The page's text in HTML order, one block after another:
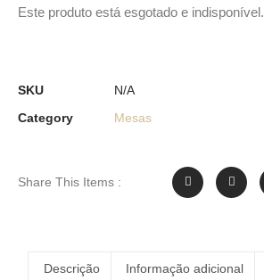
Este produto está esgotado e indisponível.
SKU
N/A
Category
Mesas
Share This Items :
Descrição Informação adicional